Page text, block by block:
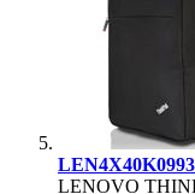
LENOVO